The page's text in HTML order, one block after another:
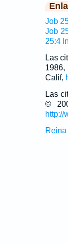
Job
Job
25:4
Las
Calif,
Las
©
http://